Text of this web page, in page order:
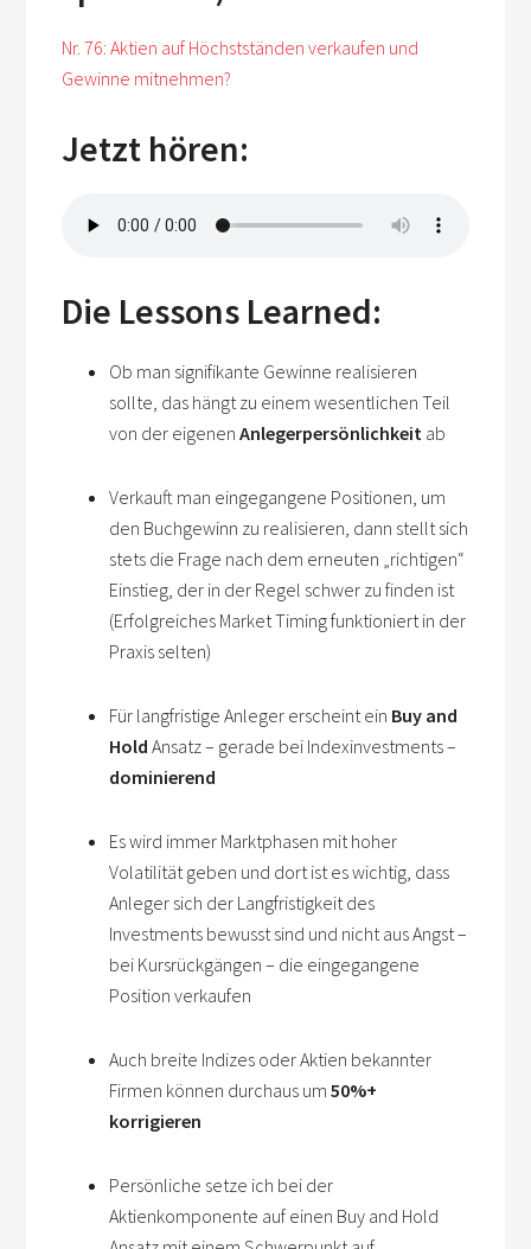
Nr. 76: Aktien auf Höchstständen verkaufen und
Gewinne mitnehmen?
Jetzt hören:
Die Lessons Learned:
Ob man signifikante Gewinne realisieren
sollte, das hängt zu einem wesentlichen Teil
von der eigenenAnlegerpersönlichkeit ab
Verkauft man eingegangene Positionen, um
den Buchgewinn zu realisieren, dann stellt sich
stets die Frage nach dem erneuten „richtigen“
Einstieg, der in der Regel schwer zu finden ist
(Erfolgreiches Market Timing funktioniert in der
Praxis selten)
Für langfristige Anleger erscheint ein Buy and
Hold Ansatz – gerade bei Indexinvestments –
dominierend
Es wird immer Marktphasen mit hoher
Volatilität geben und dort ist es wichtig, dass
Anleger sich der Langfristigkeit des
Investments bewusst sind und nicht aus Angst –
bei Kursrückgängen – die eingegangene
Position verkaufen
Auch breite Indizes oder Aktien bekannter
Firmen können durchaus um50%+
korrigieren
Persönliche setze ich bei der
Aktienkomponente auf einen Buy and Hold